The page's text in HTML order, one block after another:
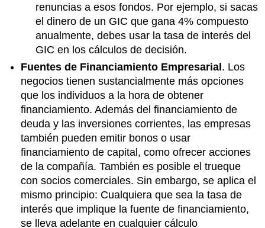
renuncias a esos fondos. Por ejemplo, si sacas
el dinero de un GIC que gana 4% compuesto
anualmente, debes usar la tasa de interés del
GIC en los cálculos de decisión.
Fuentes de Financiamiento Empresarial. Los
negocios tienen sustancialmente más opciones
que los individuos a la hora de obtener
financiamiento. Además del financiamiento de
deuda y las inversiones corrientes, las empresas
también pueden emitir bonos o usar
financiamiento de capital, como ofrecer acciones
de la compañía. También es posible el trueque
con socios comerciales. Sin embargo, se aplica el
mismo principio: Cualquiera que sea la tasa de
interés que implique la fuente de financiamiento,
se lleva adelante en cualquier cálculo